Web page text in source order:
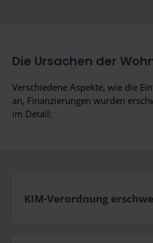
Die Ursachen der
Verschiedene Aspekte, wie die
an, Finanzierungen wurden
im Detail:
KIM-Verordnung